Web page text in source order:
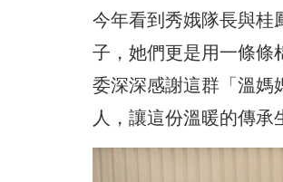
今年看到秀娥隊長與桂
子，她們更是用一條條
委深深感謝這群「溫媽
人，讓這份溫暖的傳承